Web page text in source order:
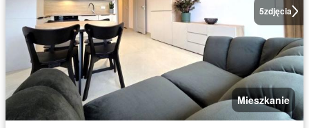
5zdjęcia
Mieszkanie